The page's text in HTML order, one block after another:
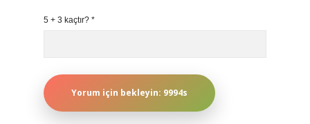
5 + 3 kaçtır? *